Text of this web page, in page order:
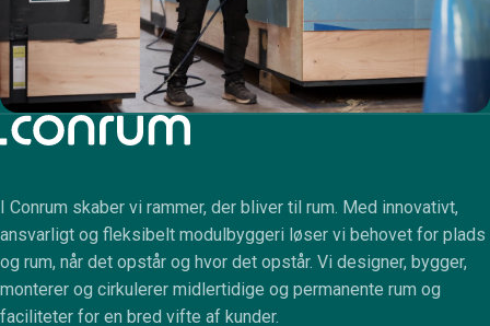
I Conrum skaber vi rammer, der bliver til rum. Med innovativt,
ansvarligt og fleksibelt modulbyggeri løser vi behovet for plads
og rum, når det opstår og hvor det opstår. Vi designer, bygger,
monterer og cirkulerer midlertidige og permanente rum og
faciliteter for en bred vifte af kunder.